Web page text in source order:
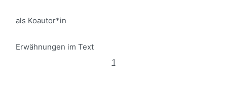
als Koautor*in
Erwähnungen im Text
1